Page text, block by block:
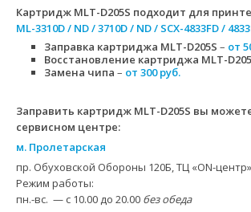
Картридж MLT-D205S подходит для
ML-3310D / ND / 3710D / ND / SCX-4833FD /
Заправка картриджа MLT-D205S – от
Восстановление картриджа MLT-
Замена чипа – от 300 руб.
Заправить картридж MLT-D205S вы
сервисном центре:
м. Пролетарская
пр. Обуховской Обороны 120Б, ТЦ «ON-
Режим работы:
пн.-вс. — с 10.00 до 20.00 без обеда